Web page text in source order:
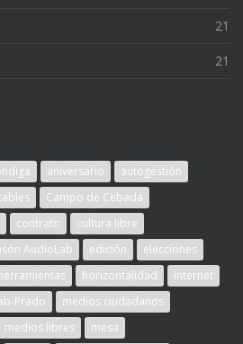
21
21
aniversario
autogestión
Campo de Cebada
contrato
cultura libre
AudioLab edición
elecciones
horizontalidad
internet
Prado
medios ciudadanos
medios libres
mesa